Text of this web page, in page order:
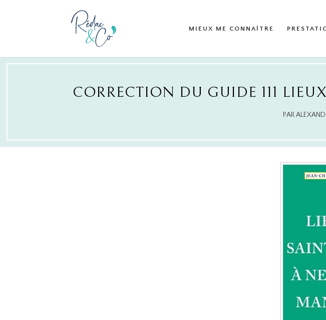
MIEUX ME CONNAÎTRE
CORRECTION DU GUIDE 111
PAR